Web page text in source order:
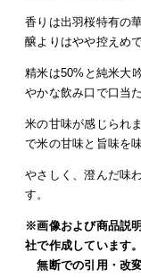
香りは出羽桜特有の
醸よりはやや控えめで
精米は50%と純米大
やかな飲み口で口当
米の甘味が感じられ
で米の甘味と旨味を
やさしく、澄んだ味
す。
※画像および商品説
社で作成しています。
無断での引用・改